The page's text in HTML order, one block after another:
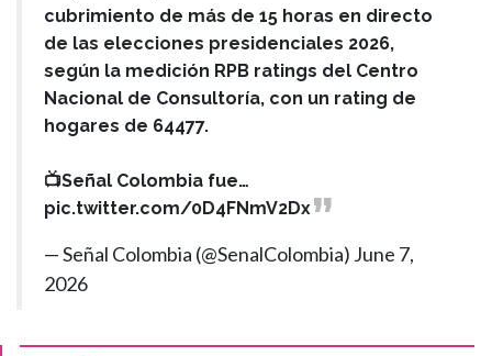
cubrimiento de más de 15 horas en directo
de las elecciones presidenciales 2026,
según la medición RPB ratings del Centro
Nacional de Consultoría, con un rating de
hogares de 64477.
📺Señal Colombia fue…
pic.twitter.com/0D4FNmV2Dx
— Señal Colombia (@SenalColombia) June 7,
2026